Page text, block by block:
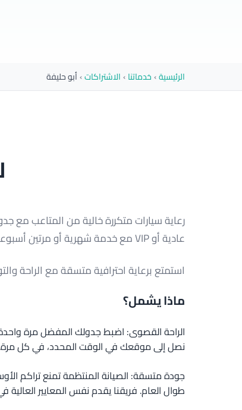
الرئيسية›خدماتنا›الاشتراكات›أبو حليفة
رعاية سيارات متكررة خالية من المتاعب مع
عادية أو VIP مع خدمة شهرية أو مرتين أسبوعيًا مرنة.
استمتع برعاية احترافية متسقة مع الراحة
ماذا يشمل؟
الراحة القصوى: اضبط جدولك المفضل مرة
نصل إلى موقعك في الوقت المحدد، في كل مرة.
جودة متسقة: الصيانة المنتظمة تمنع تراكم
طوال العام. فريقنا يقدم نفس المعايير العالية